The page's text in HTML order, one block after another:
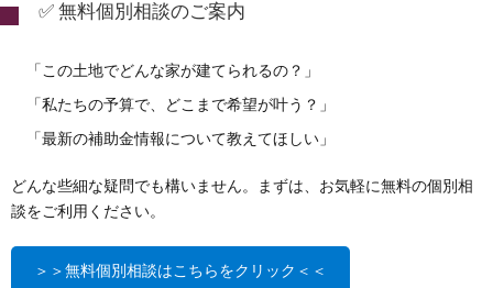
✅ 無料個別相談のご案内
「この土地でどんな家が建てられるの？」
「私たちの予算で、どこまで希望が叶う？」
「最新の補助金情報について教えてほしい」
どんな些細な疑問でも構いません。まずは、お気軽に無料の個別相
談をご利用ください。
＞＞無料個別相談はこちらをクリック＜＜